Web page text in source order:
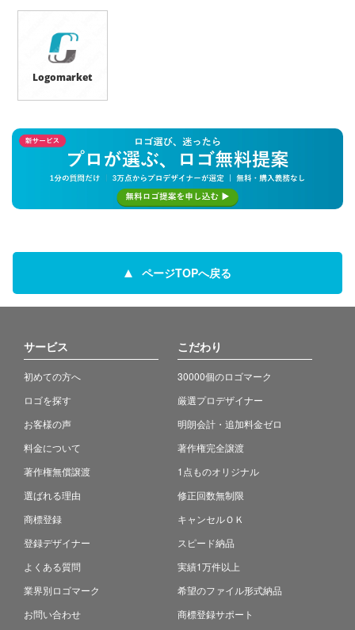
Logomarket
ページTOPへ戻る
サービス
初めての方へ
ロゴを探す
お客様の声
料金について
著作権無償譲渡
選ばれる理由
商標登録
登録デザイナー
よくある質問
業界別ロゴマーク
お問い合わせ
こだわり
30000個のロゴマーク
厳選プロデザイナー
明朗会計・追加料金ゼロ
著作権完全譲渡
1点ものオリジナル
修正回数無制限
キャンセルＯＫ
スピード納品
実績1万件以上
希望のファイル形式納品
商標登録サポート